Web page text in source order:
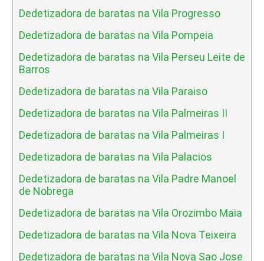
Dedetizadora de baratas na Vila Progresso
Dedetizadora de baratas na Vila Pompeia
Dedetizadora de baratas na Vila Perseu Leite de
Barros
Dedetizadora de baratas na Vila Paraiso
Dedetizadora de baratas na Vila Palmeiras II
Dedetizadora de baratas na Vila Palmeiras I
Dedetizadora de baratas na Vila Palacios
Dedetizadora de baratas na Vila Padre Manoel
de Nobrega
Dedetizadora de baratas na Vila Orozimbo Maia
Dedetizadora de baratas na Vila Nova Teixeira
Dedetizadora de baratas na Vila Nova Sao Jose